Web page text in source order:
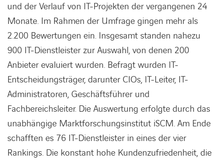
und der Verlauf von IT-Projekten der vergangenen 24
Monate. Im Rahmen der Umfrage gingen mehr als
2.200 Bewertungen ein. Insgesamt standen nahezu
900 IT-Dienstleister zur Auswahl, von denen 200
Anbieter evaluiert wurden. Befragt wurden IT-
Entscheidungsträger, darunter CIOs, IT-Leiter, IT-
Administratoren, Geschäftsführer und
Fachbereichsleiter. Die Auswertung erfolgte durch das
unabhängige Marktforschungsinstitut iSCM. Am Ende
schafften es 76 IT-Dienstleister in eines der vier
Rankings. Die konstant hohe Kundenzufriedenheit, die